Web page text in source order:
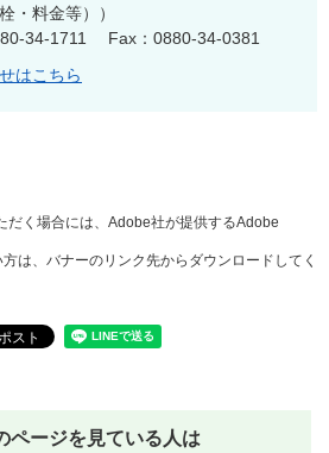
・料金等）
34-1711
Fax：0880-34-0381
はこちら
だく場合には、Adobe社が提供するAdobe
は、バナーのリンク先からダウンロードしてく
ページを見ている人は